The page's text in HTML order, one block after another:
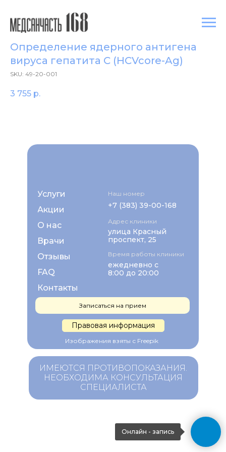
Определение ядерного антигена
вируса гепатита C (HCVcore-Ag)
SKU: 49-20-001
3 755 р.
Услуги
Правовая информация
Акции
Врачи
О нас
+7 (383) 39-00-168
Отзывы
FAQ
Контакты
Наш номер
ежедневно с
8:00 до 20:00
Время работы клиники
Адрес клиники
улица Красный
проспект, 25
Записаться на прием
Изображения взяты с Freepik
ИМЕЮТСЯ ПРОТИВОПОКАЗАНИЯ.
НЕОБХОДИМА КОНСУЛЬТАЦИЯ
СПЕЦИАЛИСТА
Онлайн - запись